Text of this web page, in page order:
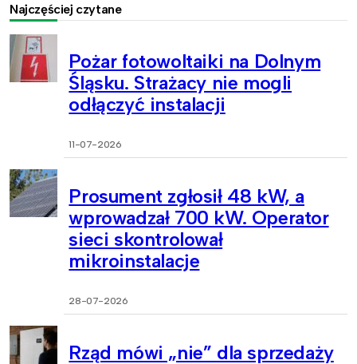
Najczęściej czytane
Pożar fotowoltaiki na Dolnym
Śląsku. Strażacy nie mogli
odłączyć instalacji
11-07-2026
Prosument zgłosił 48 kW, a
wprowadzał 700 kW. Operator
sieci skontrolował
mikroinstalacje
28-07-2026
Rząd mówi „nie” dla sprzedaży